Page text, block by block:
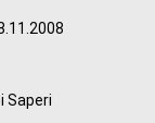
Saperi